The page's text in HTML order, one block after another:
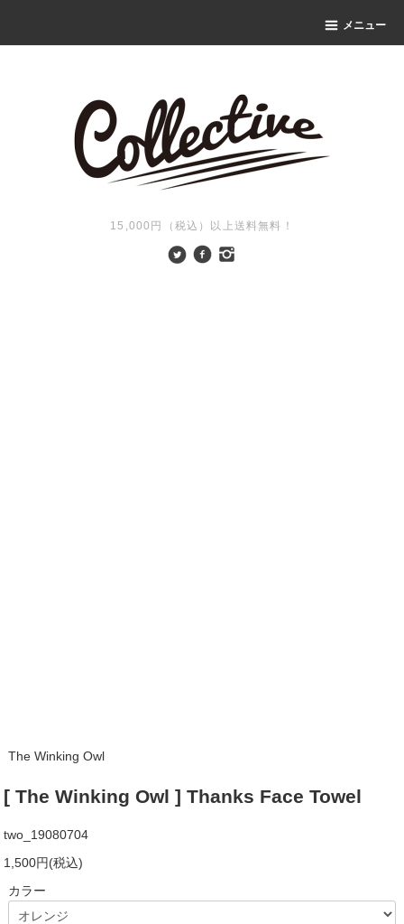
メニュー
15,000円（税込）以上送料無料！
The Winking Owl
[ The Winking Owl ] Thanks Face Towel
two_19080704
1,500円(税込)
カラー